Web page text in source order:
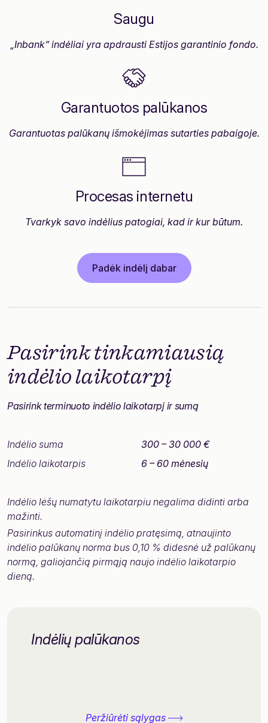
Saugu
„Inbank“ indėliai yra apdrausti Estijos garantinio fondo.
Garantuotos palūkanos
Garantuotas palūkanų išmokėjimas sutarties pabaigoje.
Procesas internetu
Tvarkyk savo indėlius patogiai, kad ir kur būtum.
Padėk indėlį dabar
Pasirinktinkamiausią
indėlio laikotarpį
Pasirink terminuoto indėlio laikotarpį ir sumą
Indėlio suma
300 – 30 000 €
Indėlio laikotarpis
6 – 60 mėnesių
Indėlio lėšų numatytu laikotarpiu negalima didinti arba
mažinti.
Pasirinkus automatinį indėlio pratęsimą, atnaujinto
indėlio palūkanų norma bus 0,10 % didesnė už palūkanų
normą, galiojančią pirmąją naujo indėlio laikotarpio
dieną.
Indėlių palūkanos
Peržiūrėti sąlygas